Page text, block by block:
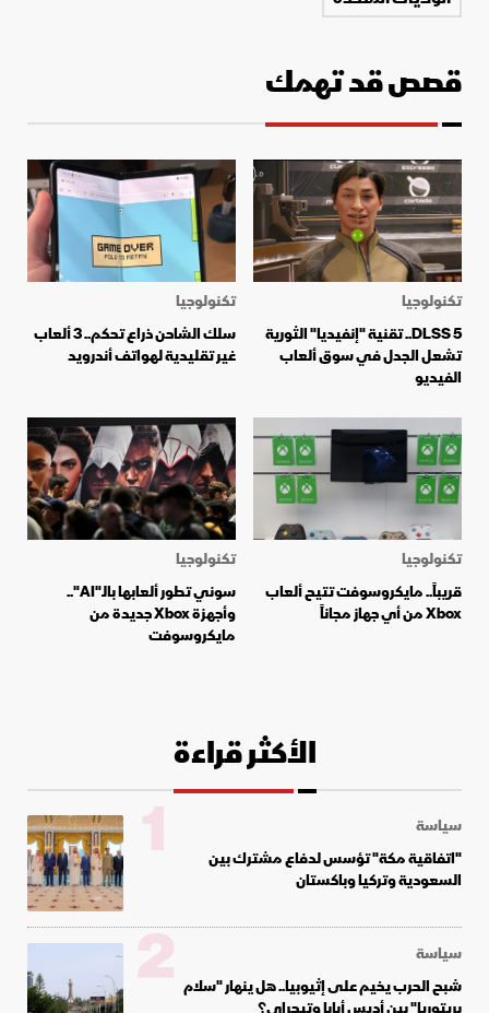
قصص قد تهمك
تكنولوجيا
DLSS 5.. تقنية "إنفيديا" الثورية
تشعل الجدل في سوق ألعاب
الفيديو
تكنولوجيا
سلك الشاحن ذراع تحكم.. 3 ألعاب
غير تقليدية لهواتف أندرويد
تكنولوجيا
قريباً.. مايكروسوفت تتيح ألعاب
Xbox من أي جهاز مجاناً
تكنولوجيا
سوني تطور ألعابها بالـ"AI"..
وأجهزة Xbox جديدة من
مايكروسوفت
الأكثر قراءة
سياسة
"اتفاقية مكة" تؤسس لدفاع مشترك بين
السعودية وتركيا وباكستان
1
سياسة
شبح الحرب يخيم على إثيوبيا.. هل ينهار "سلام
بريتوريا" بين أديس أبابا وتيجراي؟
2